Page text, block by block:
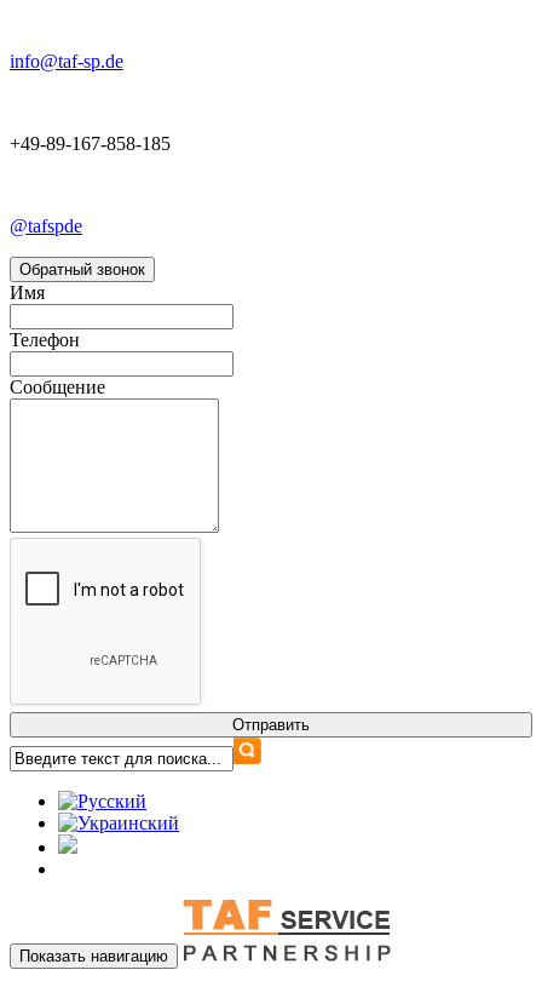
info@taf-sp.de
+49-89-167-858-185
@tafspde
Обратный звонок
Имя
Телефон
Сообщение
Показать навигацию